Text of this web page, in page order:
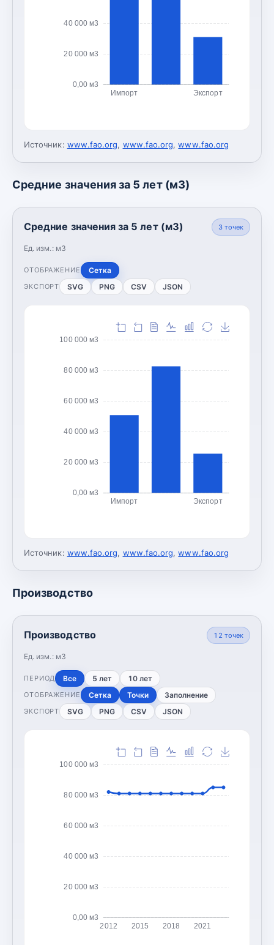
0,00 м3
20 000 м3
40 000 м3
Импорт Экспорт
Источник: www.fao.org, www.fao.org,www.fao.org
Средние значения за 5 лет (м3)
Средние значения за 5 лет (м3)
Ед. изм.: м3
3точек
ОТОБРАЖЕНИЕ Сетка
ЭКСПОРТ SVG PNG CSV JSON
0,00 м3
20 000 м3
40 000 м3
60 000 м3
80 000 м3
100 000 м3
Импорт Экспорт
Источник: www.fao.org, www.fao.org,www.fao.org
Производство
Производство
Ед. изм.: м3
12 точек
ПЕРИОД Все 5 лет 10 лет
ОТОБРАЖЕНИЕ Сетка Точки Заполнение
ЭКСПОРТ SVG PNG CSV JSON
0,00 м3
20 000 м3
40 000 м3
60 000 м3
80 000 м3
100 000 м3
2012 2015 2018 2021